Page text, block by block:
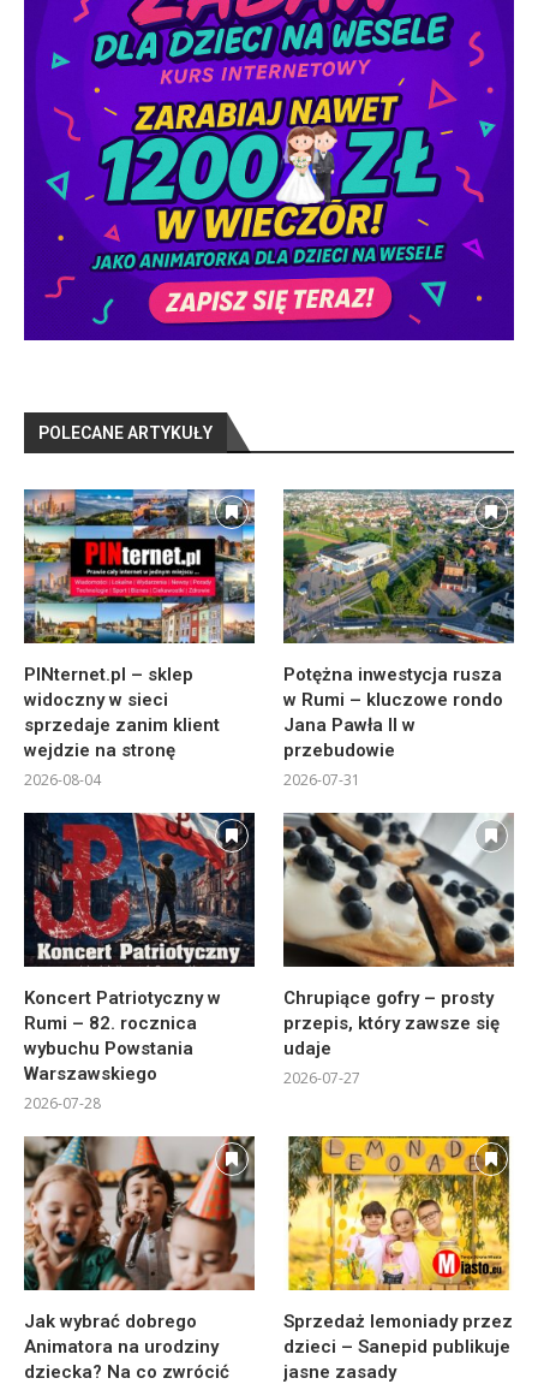
POLECANE ARTYKUŁY
PINternet.pl – sklep
widoczny w sieci
sprzedaje zanim klient
wejdzie na stronę
2026-08-04
Potężna inwestycja rusza
w Rumi – kluczowe rondo
Jana Pawła II w
przebudowie
2026-07-31
Koncert Patriotyczny w
Rumi – 82. rocznica
wybuchu Powstania
Warszawskiego
2026-07-28
Chrupiące gofry – prosty
przepis, który zawsze się
udaje
2026-07-27
Jak wybrać dobrego
Animatora na urodziny
dziecka? Na co zwrócić
Sprzedaż lemoniady przez
dzieci – Sanepid publikuje
jasne zasady